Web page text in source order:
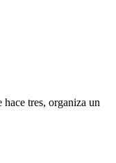
hace tres, organiza un